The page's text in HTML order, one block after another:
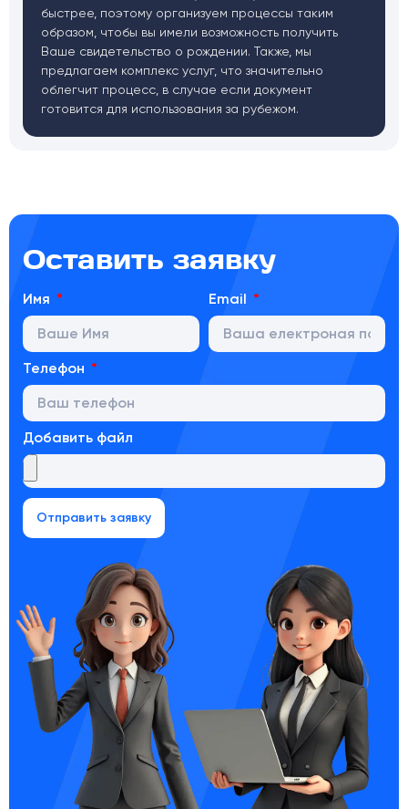
быстрее, поэтому организуем процессы таким
образом, чтобы вы имели возможность получить
Ваше свидетельство о рождении. Также, мы
предлагаем комплекс услуг, что значительно
облегчит процесс, в случае если документ
готовится для использования за рубежом.
Оставить заявку
Имя Email
Телефон
Добавить файл
Отправить заявку